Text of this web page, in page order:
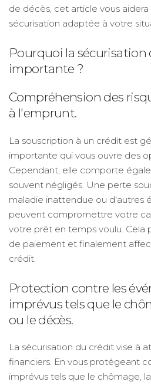
de décès, cet article vous
sécurisation adaptée à votre
Pourquoi la sécurisation
importante ?
Compréhension des
à l'emprunt.
La souscription à un crédit est
importante qui vous ouvre des
Cependant, elle comporte
souvent négligés. Une perte
maladie inattendue ou d'autres
peuvent compromettre votre
votre prêt en temps voulu. Cela
de paiement et finalement
crédit.
Protection contre les
imprévus tels que le
ou le décès.
La sécurisation du crédit vise à
financiers. En vous protégeant
imprévus tels que le chômage,